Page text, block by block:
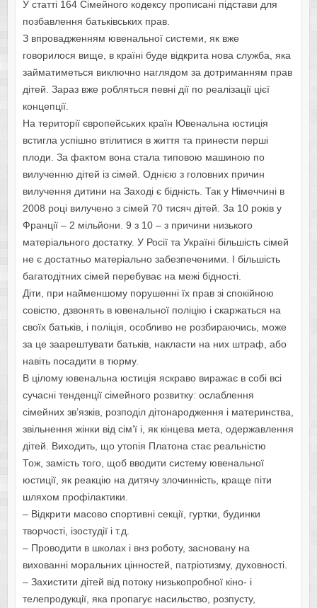
У статті 164 Сімейного кодексу прописані підстави для
позбавлення батьківських прав.
З впровадженням ювенальної системи, як вже
говорилося вище, в країні буде відкрита нова служба, яка
займатиметься виключно наглядом за дотриманням прав
дітей. Зараз вже робляться певні дії по реалізації цієї
концепції.
На території європейських країн Ювенальна юстиція
встигла успішно втілитися в життя та принести перші
плоди. За фактом вона стала типовою машиною по
вилученню дітей із сімей. Однією з головних причин
вилучення дитини на Заході є бідність. Так у Німеччині в
2008 році вилучено з сімей 70 тисяч дітей. 3а 10 років у
Франції – 2 мільйони. 9 з 10 – з причини низького
матеріального достатку. У Росії та Україні більшість сімей
не є достатньо матеріально забезпеченими. І більшість
багатодітних сімей перебуває на межі бідності.
Діти, при найменшому порушенні їх прав зі спокійною
совістю, дзвонять в ювенальної поліцію і скаржаться на
своїх батьків, і поліція, особливо не розбираючись, може
за це заарештувати батьків, накласти на них штраф, або
навіть посадити в тюрму.
В цілому ювенальна юстиція яскраво виражає в собі всі
сучасні тенденції сімейного розвитку: ослаблення
сімейних зв’язків, розподіл дітонародження і материнства,
звільнення жінки від сім’ї і, як кінцева мета, одержавлення
дітей. Виходить, що утопія Платона стає реальністю
Тож, замість того, щоб вводити систему ювенальної
юстиції, як реакцію на дитячу злочинність, краще піти
шляхом профілактики.
– Відкрити масово спортивні секції, гуртки, будинки
творчості, ізостудії і т.д.
– Проводити в школах і внз роботу, засновану на
вихованні моральних цінностей, патріотизму, духовності.
– Захистити дітей від потоку низькопробної кіно- і
телепродукції, яка пропагує насильство, розпусту,